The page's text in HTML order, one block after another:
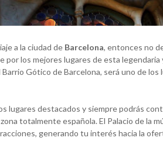
a la ciudad de Barcelona, entonces no
por los mejores lugares de esta legendaria
Gótico de Barcelona, será uno de los
lugares destacados y siempre podrás
totalmente española. El Palacio de la
generando tu interés hacia la